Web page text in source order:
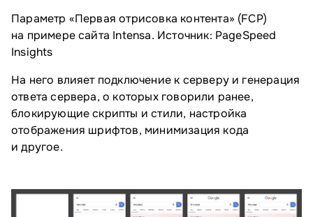
Параметр «Первая отрисовка контента» (FCP)
на примере сайта Intensa. Источник: PageSpeed
Insights
На него влияет подключение к серверу и генерация
ответа сервера, о которых говорили ранее,
блокирующие скрипты и стили, настройка
отображения шрифтов, минимизация кода
и другое.